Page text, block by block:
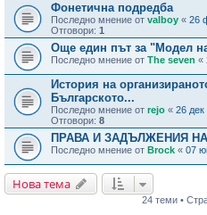
Фонетична подредба
Последно мнение от valboy « 26
Отговори: 1
Още един път за "Модел
Последно мнение от The seven «
История на
Българското...
Последно мнение от rejo « 26 дек
Отговори: 8
ПРАВА И ЗАДЪЛЖЕНИЯ
Последно мнение от Brock « 07
Нова тема
24 теми •